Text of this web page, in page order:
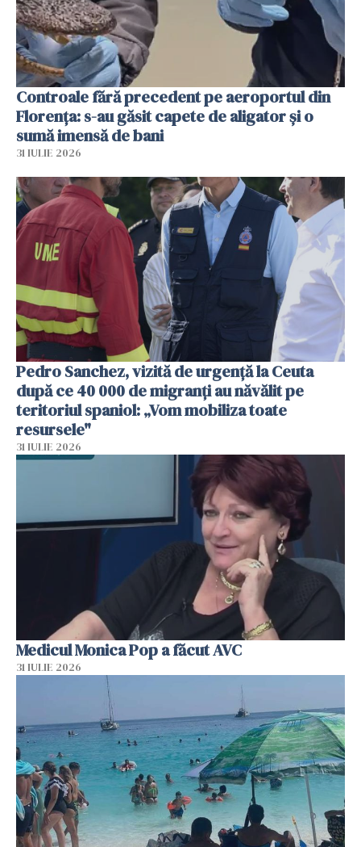
Controale fără precedent pe aeroportul din
Florența: s-au găsit capete de aligator și o
sumă imensă de bani
31 IULIE 2026
Pedro Sanchez, vizită de urgență la Ceuta
după ce 40 000 de migranți au năvălit pe
teritoriul spaniol: „Vom mobiliza toate
resursele"
31 IULIE 2026
Medicul Monica Pop a făcut AVC
31 IULIE 2026